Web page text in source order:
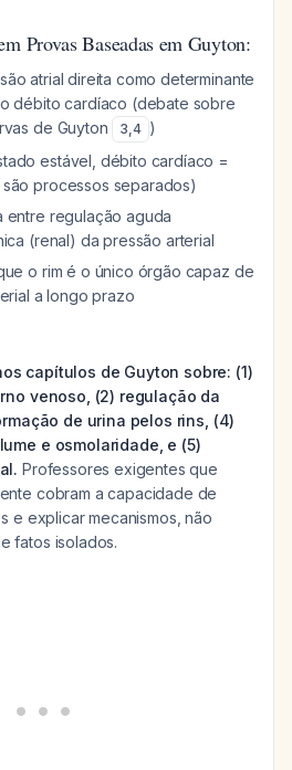
Provas Baseadas em Guyton:
atrial direita como determinante
débito cardíaco (debate sobre
de Guyton
3,4 )
estável, débito cardíaco =
processos separados)
entre regulação aguda
(renal) da pressão arterial
o rim é o único órgão capaz de
a longo prazo
capítulos de Guyton sobre: (1)
venoso, (2) regulação da
de urina pelos rins, (4)
e osmolaridade, e (5)
Professores exigentes que
cobram a capacidade de
e explicar mecanismos, não
fatos isolados.